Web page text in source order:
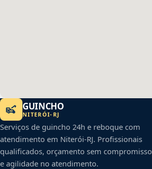
GUINCHO
NITERÓI- RJ
Serviços de guincho 24h e reboque com
atendimento em Niterói-RJ. Profissionais
qualificados, orçamento sem compromisso
e agilidade no atendimento.